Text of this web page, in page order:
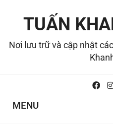
TUẤN
Nơi lưu trữ và cập nhật
MENU